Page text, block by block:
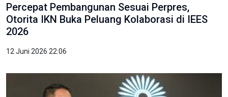
Percepat Pembangunan Sesuai Perpres,
Otorita IKN Buka Peluang Kolaborasi di IEES
2026
12 Juni 2026 22:06